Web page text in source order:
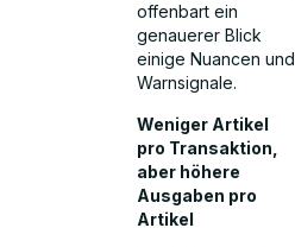
offenbart ein
genauerer Blick
einige Nuancen und
Warnsignale.
Weniger Artikel
pro Transaktion,
aber höhere
Ausgaben pro
Artikel